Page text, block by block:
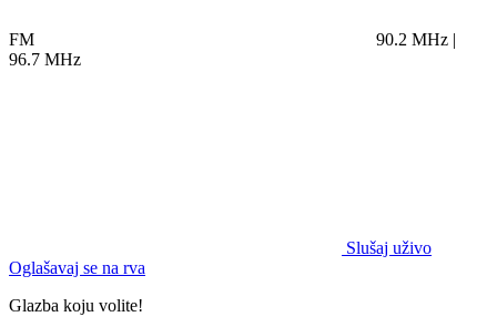
FM
90.2 MHz |
96.7 MHz
Slušaj uživo
Oglašavaj se na rva
Glazba koju volite!